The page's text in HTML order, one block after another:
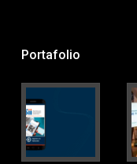
Portafolio